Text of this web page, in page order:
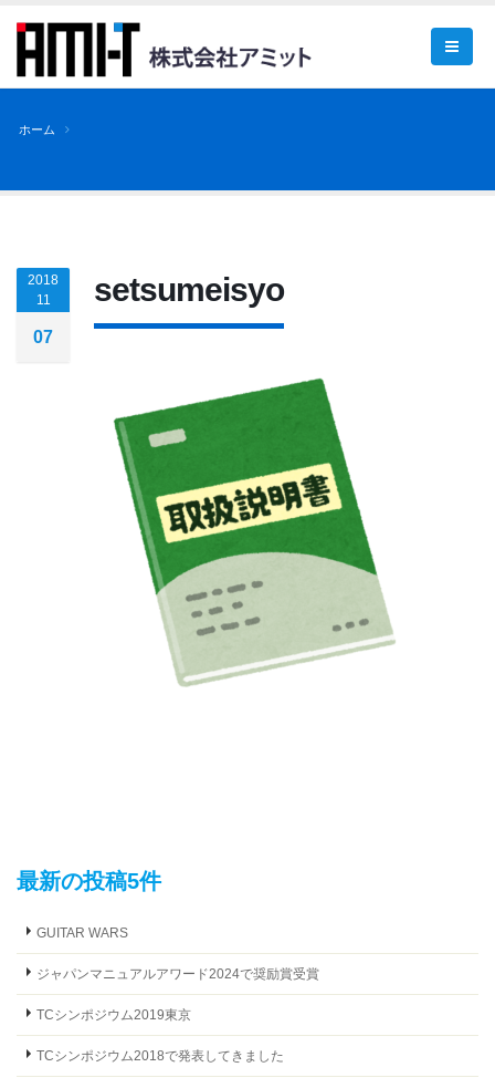
ホーム
2018
11
07
setsumeisyo
最新の投稿5件
GUITAR WARS
ジャパンマニュアルアワード2024で奨励賞受賞
TCシンポジウム2019東京
TCシンポジウム2018で発表してきました